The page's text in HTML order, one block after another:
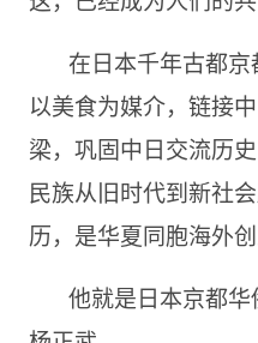
在日本千年古都
以美食为媒介，链接
梁，巩固中日交流历
民族从旧时代到新社
历，是华夏同胞海外创
他就是日本京都